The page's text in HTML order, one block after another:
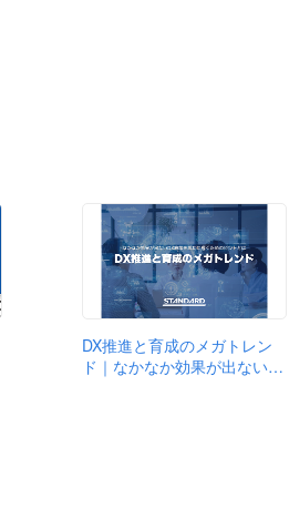
DX推進と育成のメガトレン
ド｜なかなか効果が出ない…